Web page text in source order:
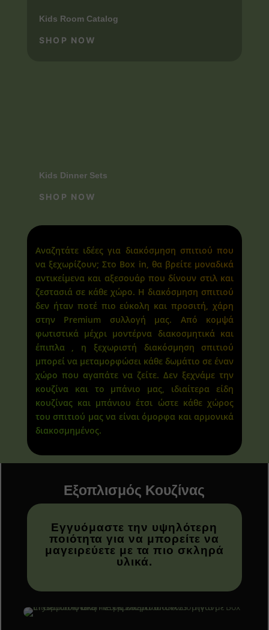
Kids Room Catalog
SHOP NOW
Kids Dinner Sets
SHOP NOW
Αναζητάτε ιδέες για διακόσμηση σπιτιού που
να ξεχωρίζουν; Στο Box in, θα βρείτε μοναδικά
αντικείμενα και αξεσουάρ που δίνουν στιλ και
ζεστασιά σε κάθε χώρο. Η διακόσμηση σπιτιού
δεν ήταν ποτέ πιο εύκολη και προσιτή, χάρη
στην Premium συλλογή μας. Από κομψά
φωτιστικά μέχρι μοντέρνα διακοσμητικά και
έπιπλα , η ξεχωριστή διακόσμηση σπιτιού
μπορεί να μεταμορφώσει κάθε δωμάτιο σε έναν
χώρο που αγαπάτε να ζείτε. Δεν ξεχνάμε την
κουζίνα και το μπάνιο μας, ιδιαίτερα είδη
κουζίνας και μπάνιου έτσι ώστε κάθε χώρος
του σπιτιού μας να είναι όμορφα και αρμονικά
διακοσμημένος.
Εξοπλισμός Κουζίνας
Εγγυόμαστε την υψηλότερη
ποιότητα για να μπορείτε να
μαγειρεύετε με τα πιο σκληρά
υλικά.